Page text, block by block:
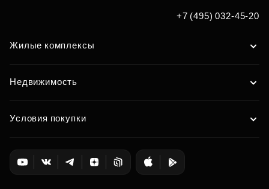
+7 (495) 032-45-20
Жилые комплексы
Недвижимость
Условия покупки